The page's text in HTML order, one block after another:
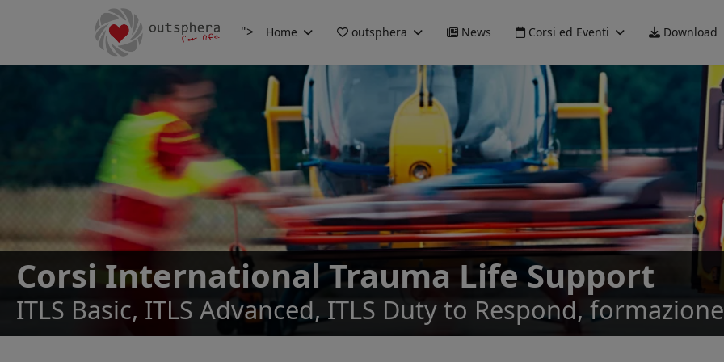
"> Home outsphera News Corsi ed Eventi Download
Corsi International Trauma Life Support
ITLS Basic, ITLS Advanced, ITLS Duty to Respond,